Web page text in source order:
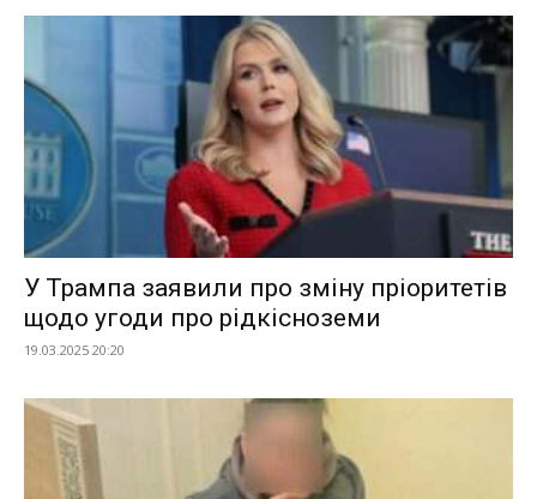
У Трампа заявили про зміну пріоритетів
щодо угоди про рідкісноземи
19.03.2025 20:20